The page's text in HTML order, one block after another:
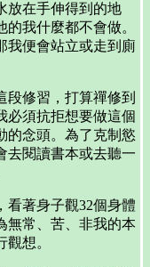
放在手伸得到的地
我什麼都不會做。
我便會站立或走到廁
段修習，打算禪修到
必須抗拒想要做這個
的念頭。為了克制慾
去閱讀書本或去聽一
看著身子觀32個身體
無常、苦、非我的本
想。